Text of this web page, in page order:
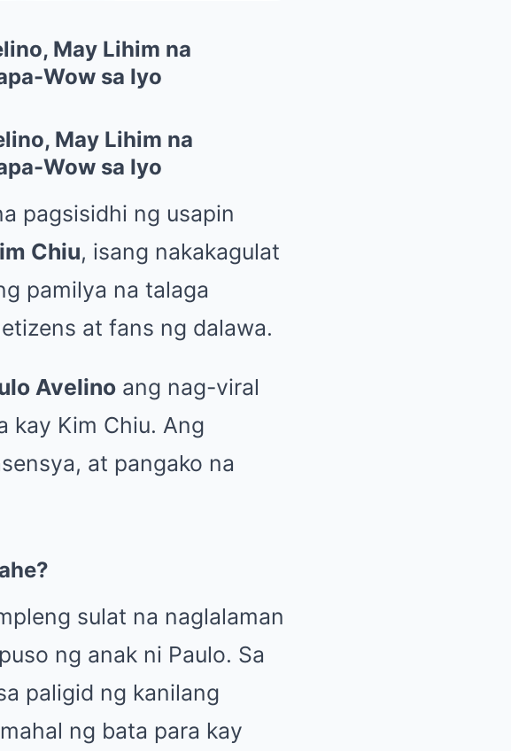
May Lihim na
Wow sa Iyo
May Lihim na
Wow sa Iyo
pagsisidhi ng usapin
Chiu, isang nakakagulat
pamilya na talaga
at fans ng dalawa.
Avelino ang nag-viral
kay Kim Chiu. Ang
at pangako na
sulat na naglalaman
ng anak ni Paulo. Sa
paligid ng kanilang
ng bata para kay